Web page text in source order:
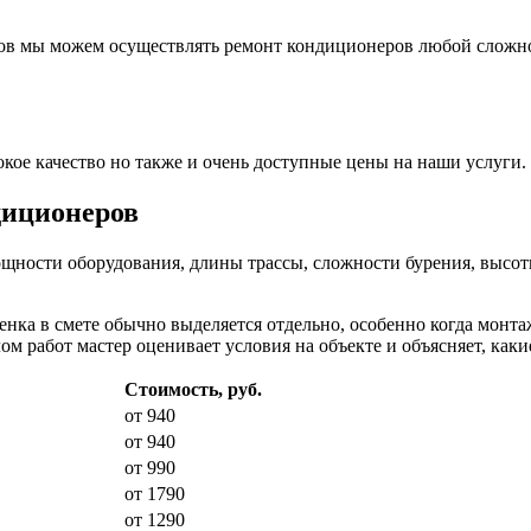
мы можем осуществлять ремонт кондиционеров любой
качество но также и очень доступные цены на наши услуги.
оборудования, длины трассы, сложности бурения,
в смете обычно выделяется отдельно, особенно когда
мастер оценивает условия на объекте и объясняет,
Стоимость, руб.
от 940
от 940
от 990
от 1790
от 1290